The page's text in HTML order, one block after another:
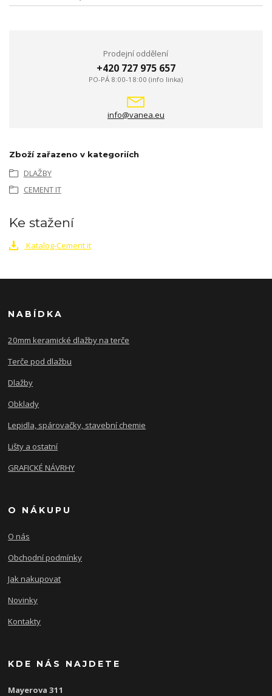
Prodejní oddělení
+420 727 975 657
PO-PÁ 8:00-18:00 (info linka)
info@vanea.eu
Zboží zařazeno v kategoriích
DLAŽBY
CEMENT IT
Ke stažení
Katalog-Cement it
NABÍDKA
20mm keramické dlažby na terče
Terče pod dlažbu
Dlažby
Obklady
Lepidla, spárovačky, stavební chemie
Lišty a ostatní
GRAFICKÉ NÁVRHY
O NÁKUPU
O nás
Obchodní podmínky
Jak nakupovat
Novinky
Kontakty
KDE NÁS NAJDETE
Mayerova 311